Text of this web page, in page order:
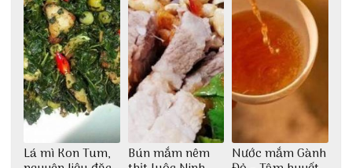
Lá mì Kon Tum, Bún mắm nêm Nước mắm Gành